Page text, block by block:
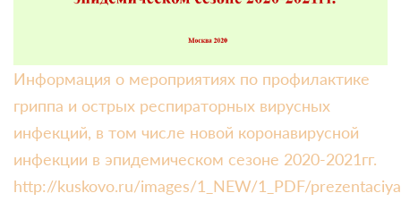
Информация о мероприятиях по профилактике
гриппа и острых респираторных вирусных
инфекций, в том числе новой коронавирусной
инфекции в эпидемическом сезоне 2020-2021гг.
http://kuskovo.ru/images/1_NEW/1_PDF/